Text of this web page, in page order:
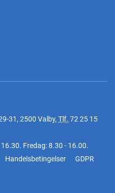
31, 2500 Valby, Tlf. 72 25 15
Fredag: 8.30 - 16.00.
Handelsbetingelser
GDPR